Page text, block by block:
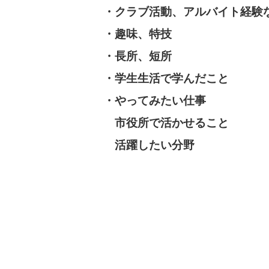
・クラブ活動、アルバイト経験
・趣味、特技
・長所、短所
・学生生活で学んだこと
・やってみたい仕事
市役所で活かせること
活躍したい分野